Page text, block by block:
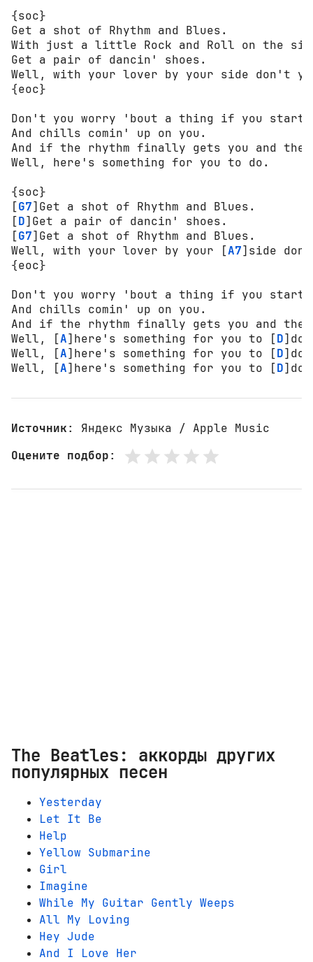
{soc}
Get a shot of Rhythm and Blues.
With just a little Rock and Roll on the
Get a pair of dancin' shoes.
Well, with your lover by your side don't
{eoc}
Don't you worry 'bout a thing if you start
And chills comin' up on you.
And if the rhythm finally gets you and the
Well, here's something for you to do.
{soc}
[G7]Get a shot of Rhythm and Blues.
[D]Get a pair of dancin' shoes.
[G7]Get a shot of Rhythm and Blues.
Well, with your lover by your [A7]side
{eoc}
Don't you worry 'bout a thing if you start
And chills comin' up on you.
And if the rhythm finally gets you and the
Well, [A]here's something for you to [D]do.
Well, [A]here's something for you to [D]do.
Well, [A]here's something for you to [D
Источник: Яндекс Музыка / Apple Music
Оцените подбор:
The Beatles: аккорды других
популярных песен
Yesterday
Let It Be
Help
Yellow Submarine
Girl
Imagine
While My Guitar Gently Weeps
All My Loving
Hey Jude
And I Love Her